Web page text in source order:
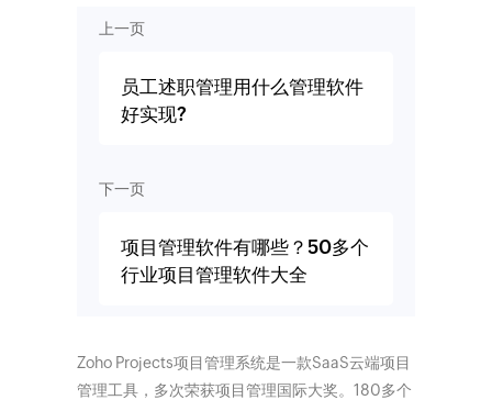
上一页
员工述职管理用什么管理软件
好实现?
下一页
项目管理软件有哪些？50多个
行业项目管理软件大全
Zoho Projects项目管理系统是一款SaaS云端项目
管理工具，多次荣获项目管理国际大奖。180多个